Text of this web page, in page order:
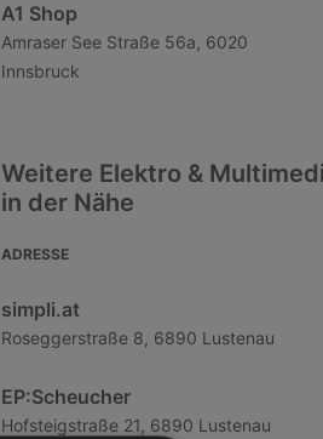
A1 Shop
Amraser See Straße 56a, 6020
Innsbruck
Weitere Elektro &
in der Nähe
ADRESSE
simpli.at
Roseggerstraße 8, 6890 Lustenau
EP:Scheucher
Hofsteigstraße 21, 6890 Lustenau